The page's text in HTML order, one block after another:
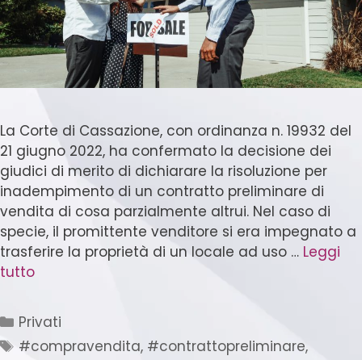
La Corte di Cassazione, con ordinanza n. 19932 del
21 giugno 2022, ha confermato la decisione dei
giudici di merito di dichiarare la risoluzione per
inadempimento di un contratto preliminare di
vendita di cosa parzialmente altrui. Nel caso di
specie, il promittente venditore si era impegnato a
trasferire la proprietà di un locale ad uso … Leggi
tutto
Privati
#compravendita, #contrattopreliminare,